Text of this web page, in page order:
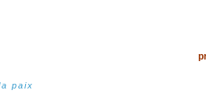
paix